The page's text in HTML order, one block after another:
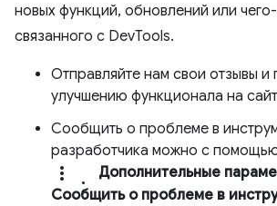
новых функций, обновлений или
связанного с DevTools.
Отправляйте нам свои отзывы
улучшению функционала на
Сообщить о проблеме в
разработчика можно с
more_vert. Дополнительные
Сообщить о проблеме в